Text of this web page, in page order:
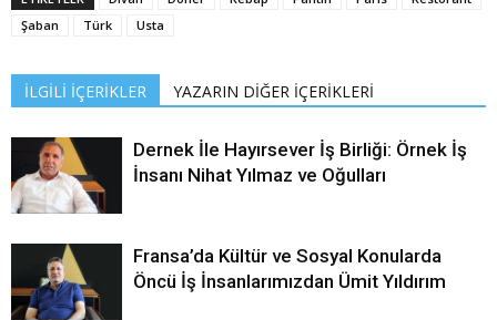
Şaban
Türk Usta
İLGİLİ İÇERİKLER YAZARIN DİĞER İÇERİKLERİ
Dernek İle Hayırsever İş Birliği: Örnek İş
İnsanı Nihat Yılmaz ve Oğulları
Fransa’da Kültür ve Sosyal Konularda
Öncü İş İnsanlarımızdan Ümit Yıldırım